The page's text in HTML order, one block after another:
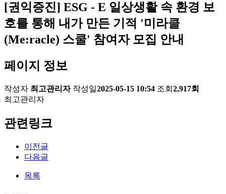
[권익증진] ESG - E 일상생활 속 환경 보
호를 통해 내가 만든 기적 '미라클
(Me:racle) 스쿨' 참여자 모집 안내
페이지 정보
작성자 최고관리자 작성일2025-05-15 10:54 조회 2,917회
최고관리자
관련링크
이전글
다음글
목록